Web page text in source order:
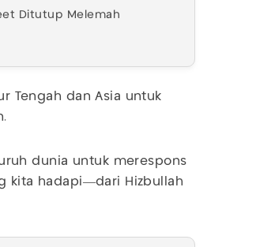
Ditutup Melemah
Tengah dan Asia untuk
dunia untuk merespons
kita hadapi—dari Hizbullah